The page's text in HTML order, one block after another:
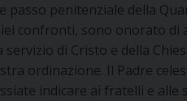
penitenziale della
confronti, sono onorato di
di Cristo e della
ordinazione. Il Padre
indicare ai fratelli e alle